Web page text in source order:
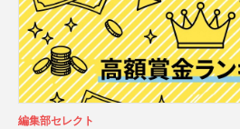
編集部セレクト